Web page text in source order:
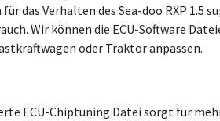
das Verhalten des Sea-doo RXP 1.5
Wir können die ECU-Software
oder Traktor anpassen.
ECU-Chiptuning Datei sorgt für